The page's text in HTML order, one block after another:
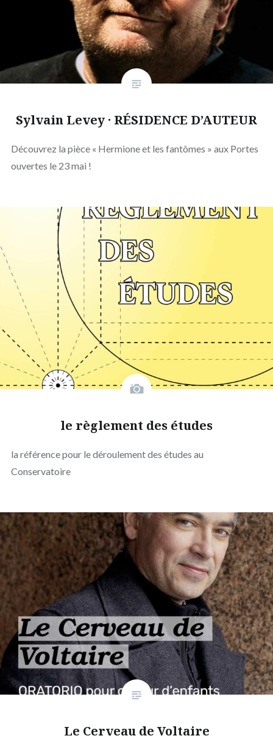
Sylvain Levey · RÉSIDENCE D’AUTEUR
Découvrez la pièce « Hermione et les fantômes » aux Portes
ouvertes le 23 mai !
le règlement des études
la référence pour le déroulement des études au
Conservatoire
Le Cerveau de Voltaire